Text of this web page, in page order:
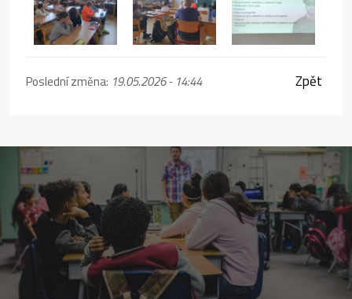
Poslední změna: 19.05.2026 - 14:44 Zpět